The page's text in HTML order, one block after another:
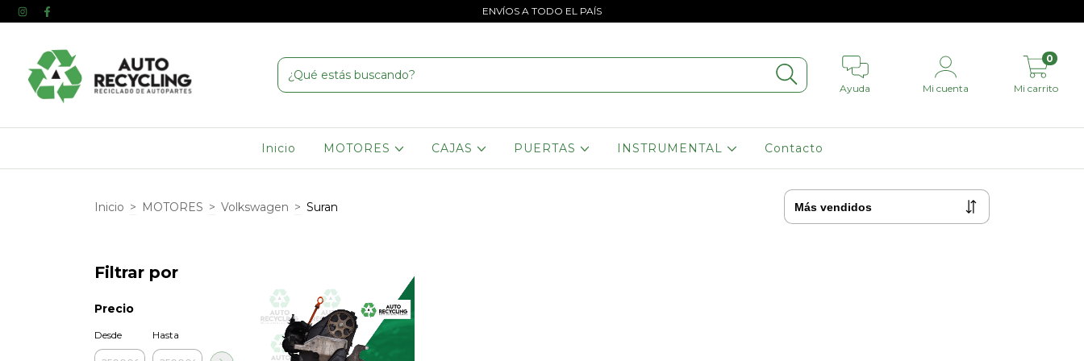
ENVÍOS A TODO EL PAÍS
Ayuda Mi cuenta Mi carrito
0
Inicio MOTORES CAJAS PUERTAS INSTRUMENTAL Contacto
Inicio > MOTORES > Volkswagen > Suran
Filtrar por
Precio
Desde Hasta